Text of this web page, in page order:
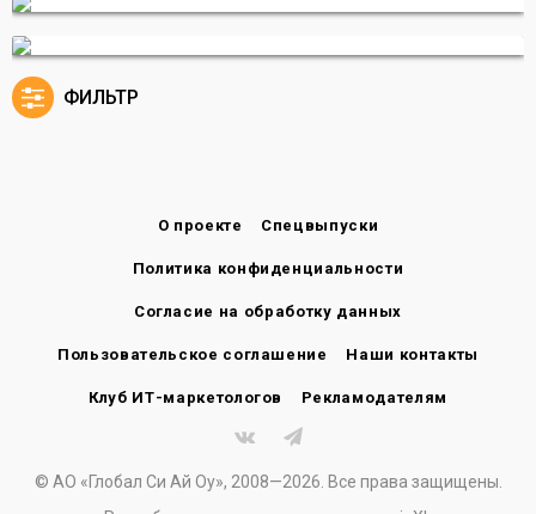
ФИЛЬТР
О проекте Спецвыпуски
Политика конфиденциальности
Согласие на обработку данных
Пользовательское соглашение Наши контакты
Клуб ИТ-маркетологов Рекламодателям
© АО «Глобал Си Ай Оу», 2008—2026. Все права защищены.